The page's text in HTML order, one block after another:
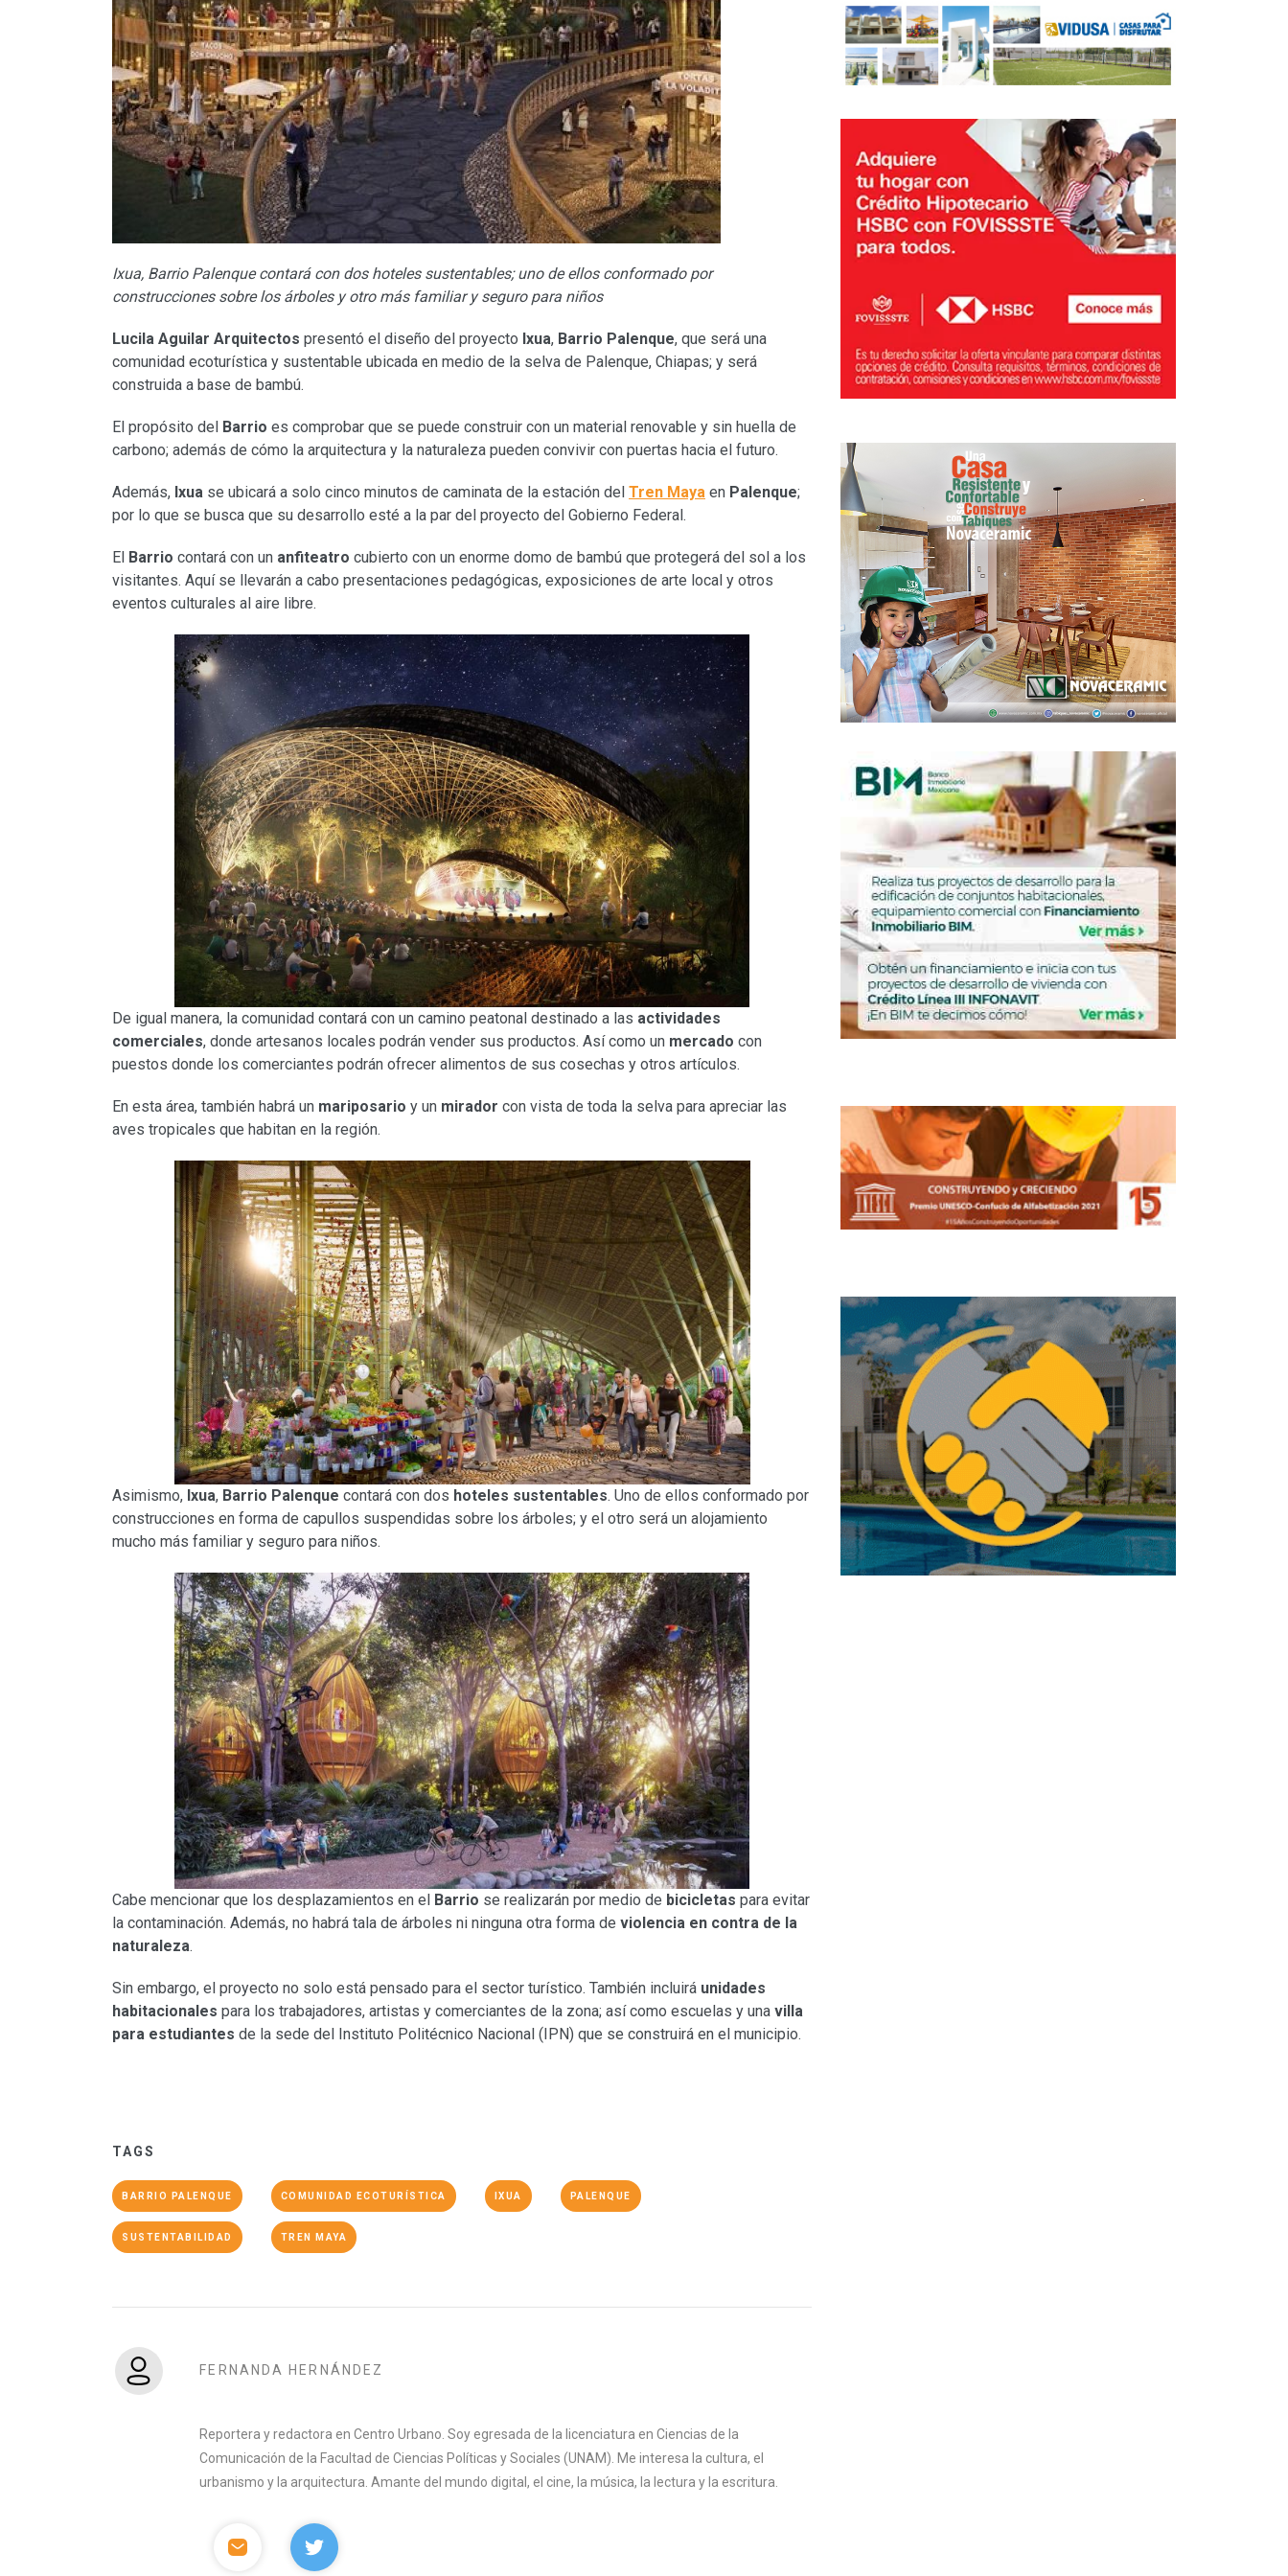
Ixua, Barrio Palenque contará con dos hoteles sustentables; uno de ellos conformado por
construcciones sobre los árboles y otro más familiar y seguro para niños
Lucila Aguilar Arquitectos presentó el diseño del proyecto Ixua, Barrio Palenque, que será una
comunidad ecoturística y sustentable ubicada en medio de la selva de Palenque, Chiapas; y será
construida a base de bambú.
El propósito del Barrio es comprobar que se puede construir con un material renovable y sin huella de
carbono; además de cómo la arquitectura y la naturaleza pueden convivir con puertas hacia el futuro.
Además, Ixua se ubicará a solo cinco minutos de caminata de la estación del Tren Maya en Palenque;
por lo que se busca que su desarrollo esté a la par del proyecto del Gobierno Federal.
El Barrio contará con un anfiteatro cubierto con un enorme domo de bambú que protegerá del sol a los
visitantes. Aquí se llevarán a cabo presentaciones pedagógicas, exposiciones de arte local y otros
eventos culturales al aire libre.
De igual manera, la comunidad contará con un camino peatonal destinado a las actividades
comerciales, donde artesanos locales podrán vender sus productos. Así como un mercado con
puestos donde los comerciantes podrán ofrecer alimentos de sus cosechas y otros artículos.
En esta área, también habrá un mariposario y un mirador con vista de toda la selva para apreciar las
aves tropicales que habitan en la región.
Asimismo, Ixua, Barrio Palenque contará con dos hoteles sustentables. Uno de ellos conformado por
construcciones en forma de capullos suspendidas sobre los árboles; y el otro será un alojamiento
mucho más familiar y seguro para niños.
Cabe mencionar que los desplazamientos en el Barrio se realizarán por medio de bicicletas para evitar
la contaminación. Además, no habrá tala de árboles ni ninguna otra forma de violencia en contra de la
naturaleza.
Sin embargo, el proyecto no solo está pensado para el sector turístico. También incluirá unidades
habitacionales para los trabajadores, artistas y comerciantes de la zona; así como escuelas y una villa
para estudiantes de la sede del Instituto Politécnico Nacional (IPN) que se construirá en el municipio.
TAGS
BARRIO PALENQUE COMUNIDAD ECOTURÍSTICA IXUA PALENQUE
SUSTENTABILIDAD TREN MAYA
FERNANDA HERNÁNDEZ
Reportera y redactora en Centro Urbano. Soy egresada de la licenciatura en Ciencias de la
Comunicación de la Facultad de Ciencias Políticas y Sociales (UNAM). Me interesa la cultura, el
urbanismo y la arquitectura. Amante del mundo digital, el cine, la música, la lectura y la escritura.